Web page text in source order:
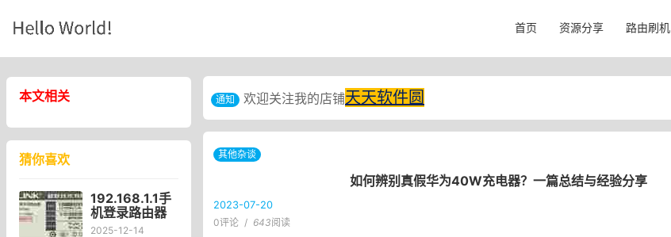
首页 资源分享 路由刷机
本文相关
猜你喜欢
192.168.1.1手
机登录路由器
修改wifi密码？
2025-12-14
通知 欢迎关注我的店铺天天软件圆
其他杂谈
如何辨别真假华为40W充电器？一篇总结与经验分享
2023-07-20
0评论 / 643阅读